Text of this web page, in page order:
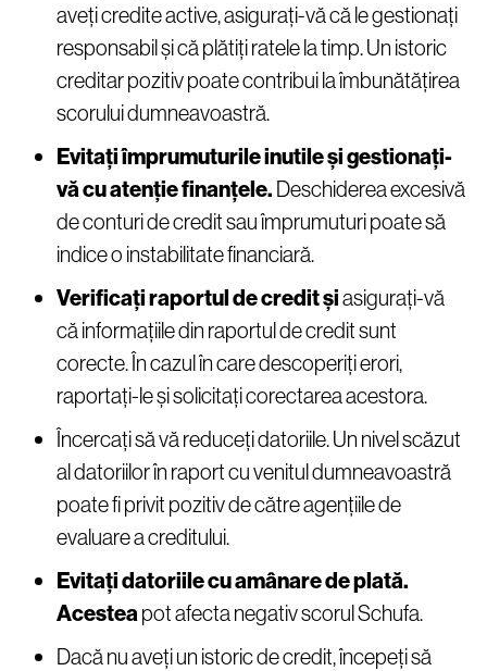
aveți credite active, asigurați-vă că le gestionați
responsabil și că plătiți ratele la timp. Un istoric
creditar pozitiv poate contribui la îmbunătățirea
scorului dumneavoastră.
Evitați împrumuturile inutile și gestionați-
vă cu atenție finanțele. Deschiderea excesivă
de conturi de credit sau împrumuturi poate să
indice o instabilitate financiară.
Verificați raportul de credit șiasigurați-vă
că informațiile din raportul de credit sunt
corecte. În cazul în care descoperiți erori,
raportați-le și solicitați corectarea acestora.
Încercați să vă reduceți datoriile. Un nivel scăzut
al datoriilor în raport cu venitul dumneavoastră
poate fi privit pozitiv de către agențiile de
evaluare a creditului.
Evitați datoriile cu amânare de plată.
Acesteapot afecta negativ scorul Schufa.
Dacă nu aveți un istoric de credit, începeți să